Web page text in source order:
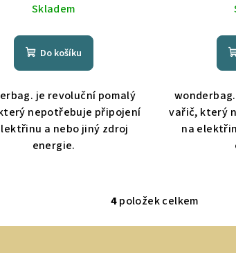
Skladem
Do košíku
je revoluční pomalý
nepotřebuje připojení
a nebo jiný zdroj
energie.
vařič, který
na
O
v
4položek celkem